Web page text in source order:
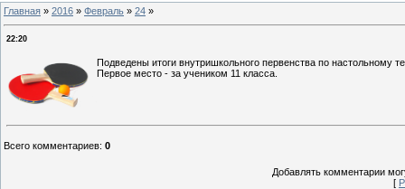
Главная » 2016 » Февраль » 24 »
22:20
Подведены итоги внутришкольного первенства по настольному
Первое место - за учеником 11 класса.
Всего комментариев: 0
Добавлять комментарии
[